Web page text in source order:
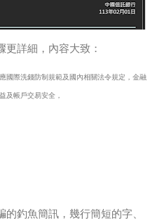
更詳細，內容大致：
國際洗錢防制規範及國內相關法令規定，金融
及帳戶交易安全，
釣魚簡訊，幾行簡短的字、